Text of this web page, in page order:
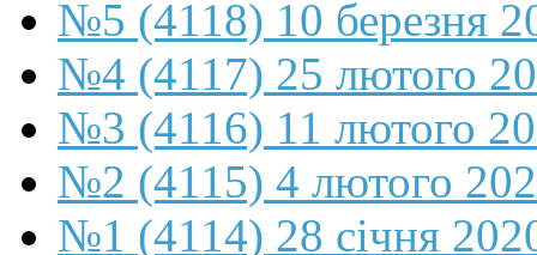
№5 (4118) 10 березня
№4 (4117) 25 лютого
№3 (4116) 11 лютого
№2 (4115) 4 лютого
№1 (4114) 28 січня